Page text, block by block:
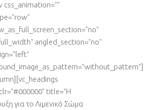
css_animation=""
angled_section="no"
title="Η
για το Λιμενικό Σώμα